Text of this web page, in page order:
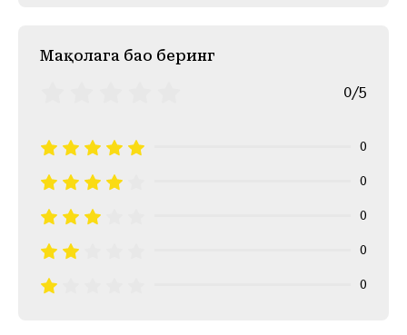
Mақолага баҳо беринг
0/5
0
0
0
0
0